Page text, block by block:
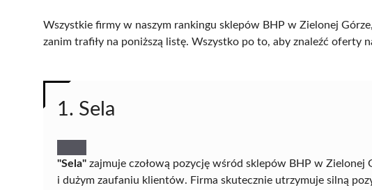
Wszystkie firmy w naszym rankingu sklepów BHP w Zielonej
zanim trafiły na poniższą listę. Wszystko po to, aby znaleźć oferty
1. Sela
"Sela" zajmuje czołową pozycję wśród sklepów BHP w Zielonej
i dużym zaufaniu klientów. Firma skutecznie utrzymuje silną